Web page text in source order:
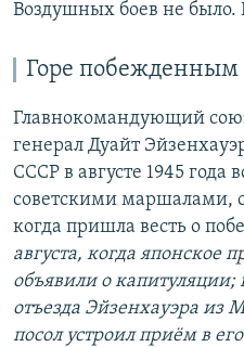
Воздушных боев не было.
Горе побежденным
Главнокомандующий
генерал Дуайт
СССР в августе 1945 года
советскими маршалами,
когда пришла весть о
августа, когда японское
объявили о капитуляции;
отъезда Эйзенхауэра из
посол устроил приём в